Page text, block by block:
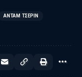
ΆΝΤΑΜ ΤΣΈΡΙΝ